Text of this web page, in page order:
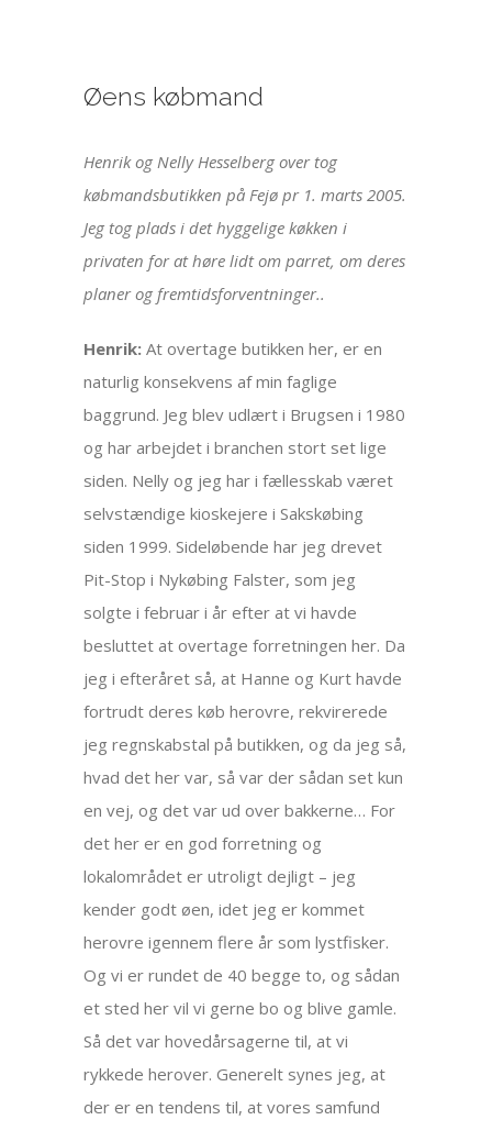
Øens købmand
Henrik og Nelly Hesselberg over tog
købmandsbutikken på Fejø pr 1. marts 2005.
Jeg tog plads i det hyggelige køkken i
privaten for at høre lidt om parret, om deres
planer og fremtidsforventninger..
Henrik: At overtage butikken her, er en
naturlig konsekvens af min faglige
baggrund. Jeg blev udlært i Brugsen i 1980
og har arbejdet i branchen stort set lige
siden. Nelly og jeg har i fællesskab været
selvstændige kioskejere i Sakskøbing
siden 1999. Sideløbende har jeg drevet
Pit-Stop i Nykøbing Falster, som jeg
solgte i februar i år efter at vi havde
besluttet at overtage forretningen her. Da
jeg i efteråret så, at Hanne og Kurt havde
fortrudt deres køb herovre, rekvirerede
jeg regnskabstal på butikken, og da jeg så,
hvad det her var, så var der sådan set kun
en vej, og det var ud over bakkerne… For
det her er en god forretning og
lokalområdet er utroligt dejligt – jeg
kender godt øen, idet jeg er kommet
herovre igennem flere år som lystfisker.
Og vi er rundet de 40 begge to, og sådan
et sted her vil vi gerne bo og blive gamle.
Så det var hovedårsagerne til, at vi
rykkede herover. Generelt synes jeg, at
der er en tendens til, at vores samfund